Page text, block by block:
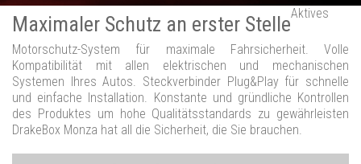
Maximaler Schutz an erster StelleAktives
Motorschutz-System für maximale Fahrsicherheit. Volle
Kompatibilität mit allen elektrischen und mechanischen
Systemen Ihres Autos. Steckverbinder Plug&Play für schnelle
und einfache Installation. Konstante und gründliche Kontrollen
des Produktes um hohe Qualitätsstandards zu gewährleisten
DrakeBox Monza hat all die Sicherheit, die Sie brauchen.